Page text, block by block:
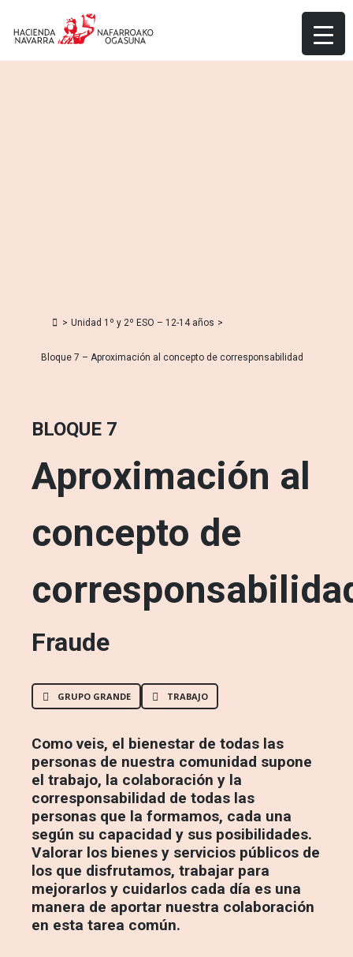
content
> Unidad 1º y 2º ESO – 12-14 años >
Bloque 7 – Aproximación al concepto de corresponsabilidad
BLOQUE 7
Aproximación al
concepto de
Fraude
GRUPO GRANDE TRABAJO
Como veis, el bienestar de todas las
personas de nuestra comunidad supone
el trabajo, la colaboración y la
corresponsabilidad de todas las
personas que la formamos, cada una
según su capacidad y sus posibilidades.
Valorar los bienes y servicios públicos de
los que disfrutamos, trabajar para
mejorarlos y cuidarlos cada día es una
manera de aportar nuestra colaboración
en esta tarea común.